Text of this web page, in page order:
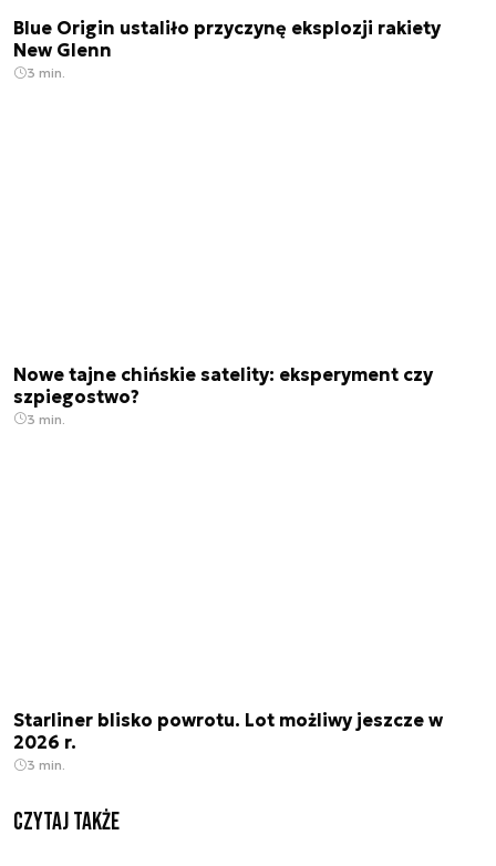
Blue Origin ustaliło przyczynę eksplozji rakiety
New Glenn
3 min.
Nowe tajne chińskie satelity: eksperyment czy
szpiegostwo?
3 min.
Starliner blisko powrotu. Lot możliwy jeszcze w
2026 r.
3 min.
Czytaj także